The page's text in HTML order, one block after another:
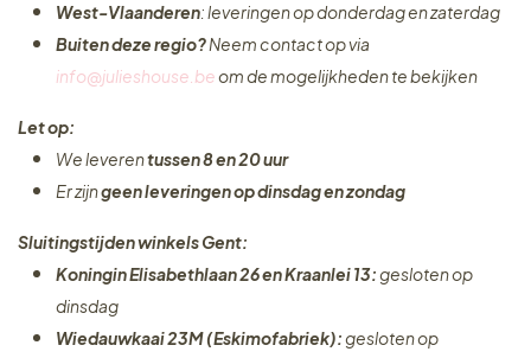
West-Vlaanderen: leveringen op donderdag en zaterdag
Buiten deze regio?Neem contact op via
info@julieshouse.beom de mogelijkheden te bekijken
Let op:
We leverentussen 8 en 20 uur
Er zijngeen leveringenop dinsdag en zondag
Sluitingstijden winkels Gent:
Koningin Elisabethlaan 26 en Kraanlei 13:gesloten op
dinsdag
Wiedauwkaai 23M (Eskimofabriek):gesloten op